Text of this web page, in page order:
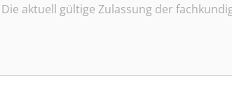
Die aktuell gültige Zulassung der